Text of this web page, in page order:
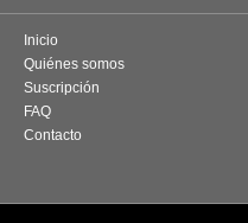
Inicio
Quiénes somos
Suscripción
FAQ
Contacto